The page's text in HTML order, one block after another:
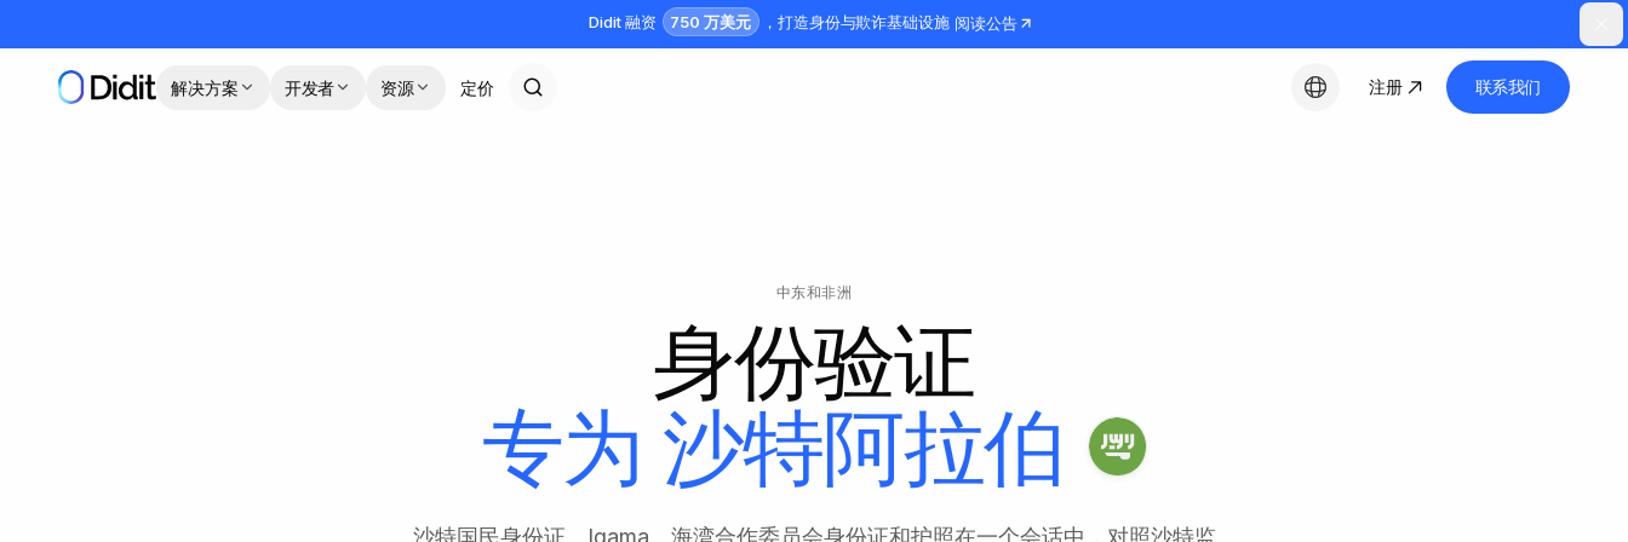
Didit 融资 750 万美元 ，打造身份与欺诈基础设施 阅读公告
解决方案 开发者 资源 定价
中文
注册 联系我们
中东和非洲
身份验证
专为 沙特阿拉伯
沙特国民身份证、Iqama、海湾合作委员会身份证和护照在一个会话中，对照沙特监